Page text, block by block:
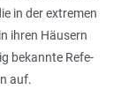
in der extremen
ihren Häusern
bekannte Refe­
auf.